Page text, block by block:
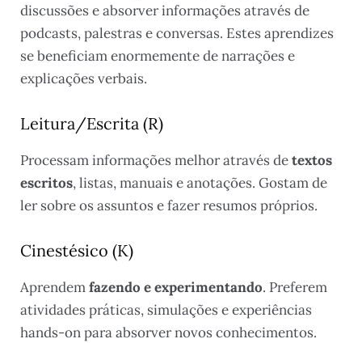
discussões e absorver informações através de
podcasts, palestras e conversas. Estes aprendizes
se beneficiam enormemente de narrações e
explicações verbais.
Leitura/Escrita (R)
Processam informações melhor através detextos
escritos, listas, manuais e anotações. Gostam de
ler sobre os assuntos e fazer resumos próprios.
Cinestésico (K)
Aprendemfazendo e experimentando. Preferem
atividades práticas, simulações e experiências
hands-on para absorver novos conhecimentos.